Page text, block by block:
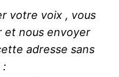
votre voix , vous
et nous envoyer
adresse sans
: